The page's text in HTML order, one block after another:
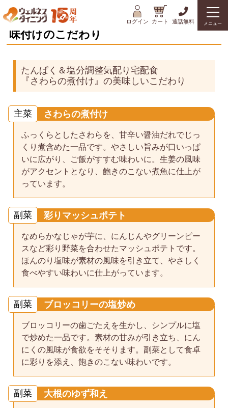
ログイン カート 通話無料 メニュー
味付けのこだわり
たんぱく＆塩分調整気配り宅配食
『さわらの煮付け』の美味しいこだわり
主菜 さわらの煮付け
ふっくらとしたさわらを、甘辛い醤油だれでじっ
くり煮含めた一品です。やさしい旨みが口いっぱ
いに広がり、ご飯がすすむ味わいに。生姜の風味
がアクセントとなり、飽きのこない煮魚に仕上が
っています。
副菜 彩りマッシュポテト
なめらかなじゃが芋に、にんじんやグリーンピー
スなど彩り野菜を合わせたマッシュポテトです。
ほんのり塩味が素材の風味を引き立て、やさしく
食べやすい味わいに仕上がっています。
副菜 ブロッコリーの塩炒め
ブロッコリーの歯ごたえを生かし、シンプルに塩
で炒めた一品です。素材の甘みが引き立ち、にん
にくの風味が食欲をそそります。副菜として食卓
に彩りを添え、飽きのこない味わいです。
副菜 大根のゆず和え